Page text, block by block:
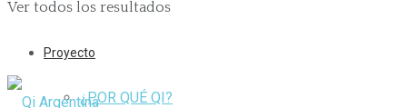
Ver todos los resultados
Proyecto
¿POR QUÉ QI?